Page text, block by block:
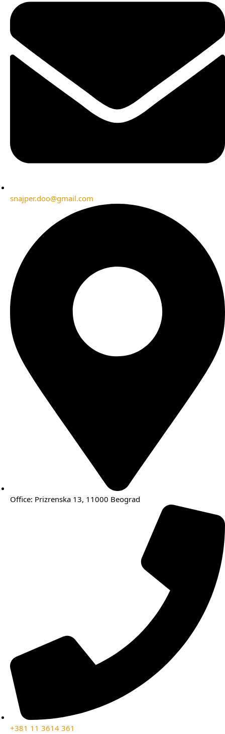
snajper.doo@gmail.com
Office: Prizrenska 13, 11000 Beograd
+381 11 3614 361